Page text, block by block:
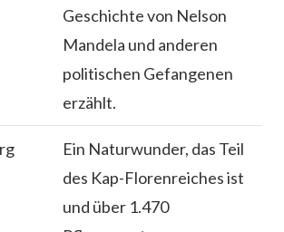
Geschichte von Nelson
Mandela und anderen
politischen Gefangenen
erzählt.
Ein Naturwunder, das Teil
des Kap-Florenreiches ist
und über 1.470